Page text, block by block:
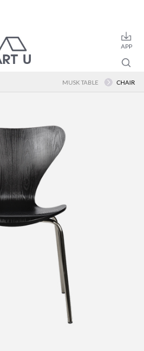
MUSK TABLE CHAIR